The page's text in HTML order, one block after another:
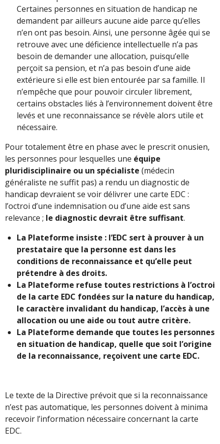
Certaines personnes en situation de handicap ne
demandent par ailleurs aucune aide parce qu’elles
n’en ont pas besoin. Ainsi, une personne âgée qui se
retrouve avec une déficience intellectuelle n’a pas
besoin de demander une allocation, puisqu’elle
perçoit sa pension, et n’a pas besoin d’une aide
extérieure si elle est bien entourée par sa famille. Il
n’empêche que pour pouvoir circuler librement,
certains obstacles liés à l’environnement doivent être
levés et une reconnaissance se révèle alors utile et
nécessaire.
Pour totalement être en phase avec le prescrit onusien,
les personnes pour lesquelles une équipe
pluridisciplinaire ou un spécialiste (médecin
généraliste ne suffit pas) a rendu un diagnostic de
handicap devraient se voir délivrer une carte EDC :
l’octroi d’une indemnisation ou d’une aide est sans
relevance ; le diagnostic devrait être suffisant.
La Plateforme insiste : l’EDC sert à prouver à un
prestataire que la personne est dans les
conditions de reconnaissance et qu’elle peut
prétendre à des droits.
La Plateforme refuse toutes restrictions à l’octroi
de la carte EDC fondées sur la nature du handicap,
le caractère invalidant du handicap, l’accès à une
allocation ou une aide ou tout autre critère.
La Plateforme demande que toutes les personnes
en situation de handicap, quelle que soit l’origine
de la reconnaissance, reçoivent une carte EDC.
Le texte de la Directive prévoit que si la reconnaissance
n’est pas automatique, les personnes doivent à minima
recevoir l’information nécessaire concernant la carte
EDC.